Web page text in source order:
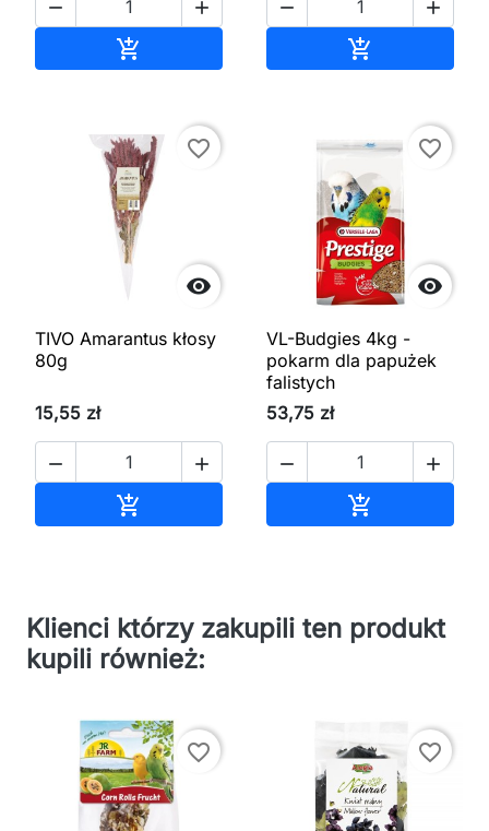
 

 


favorite_border
TIVO Amarantus kłosy
80g
15,55 zł
 


favorite_border
VL-Budgies 4kg -
pokarm dla papużek
falistych
53,75 zł
 

Klienci którzy zakupili ten produkt
kupili również:
favorite_border favorite_border